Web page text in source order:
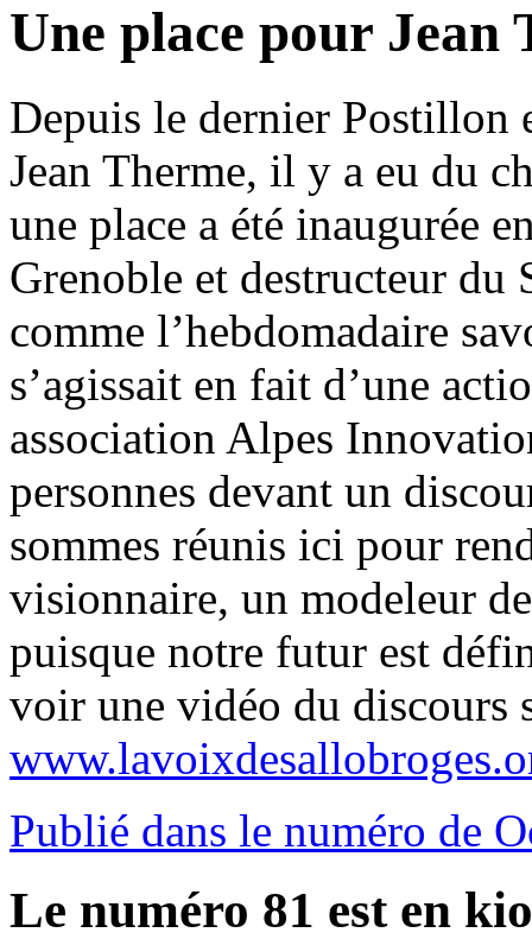
Une place pour Jean
Depuis le dernier Postillon
Jean Therme, il y a eu du
une place a été inaugurée
Grenoble et destructeur
comme l’hebdomadaire
s’agissait en fait d’une
association Alpes
personnes devant un
sommes réunis ici pour
visionnaire, un modeleur
puisque notre futur est
voir une vidéo du discours
Publié dans le numéro de
Le numéro 81 est en